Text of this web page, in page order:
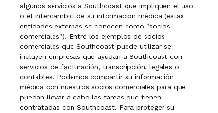
algunos servicios a Southcoast que impliquen el uso
o el intercambio de su información médica (estas
entidades externas se conocen como "socios
comerciales"). Entre los ejemplos de socios
comerciales que Southcoast puede utilizar se
incluyen empresas que ayudan a Southcoast con
servicios de facturación, transcripción, legales o
contables. Podemos compartir su información
médica con nuestros socios comerciales para que
puedan llevar a cabo las tareas que tienen
contratadas con Southcoast. Para proteger su